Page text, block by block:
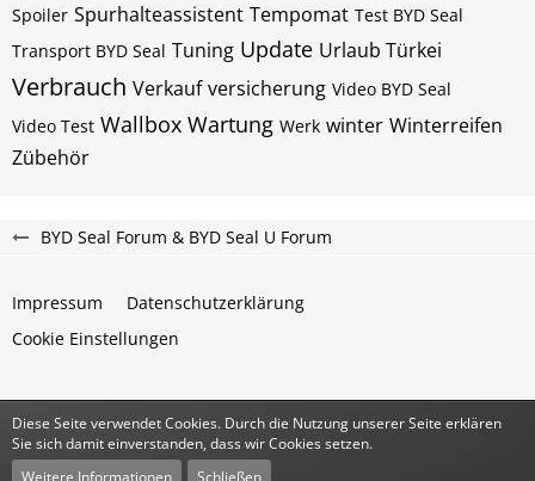
Spoiler Spurhalteassistent Tempomat Test BYD Seal
Transport BYD Seal Tuning Update Urlaub Türkei
Verbrauch Verkauf versicherung Video BYD Seal
Video Test Wallbox Wartung Werk winter Winterreifen
Zübehör
BYD Seal Forum & BYD Seal U Forum
Impressum
Datenschutzerklärung
Cookie Einstellungen
Community-Software:WoltLab Suite™
Stil:Classicvon
Diese Seite verwendet Cookies. Durch die Nutzung unserer Seite erklären
Sie sich damit einverstanden, dass wir Cookies setzen.
Weitere Informationen
Schließen